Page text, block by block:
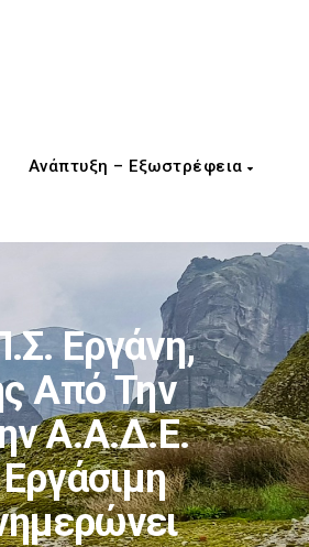
Ανάπτυξη – Εξωστρέφεια
Εργάνη,
Από Την
Α.Α.Δ.Ε.